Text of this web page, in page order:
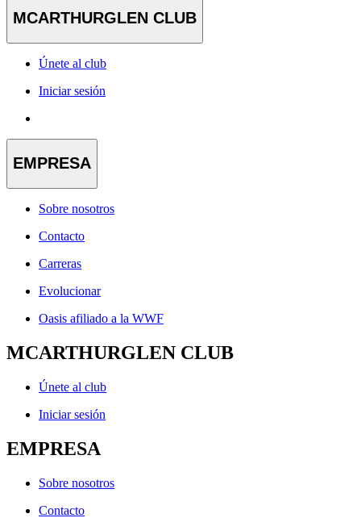
MCARTHURGLEN CLUB
Únete al club
Iniciar sesión
EMPRESA
Sobre nosotros
Contacto
Carreras
Evolucionar
Oasis afiliado a la WWF
MCARTHURGLEN CLUB
Únete al club
Iniciar sesión
EMPRESA
Sobre nosotros
Contacto